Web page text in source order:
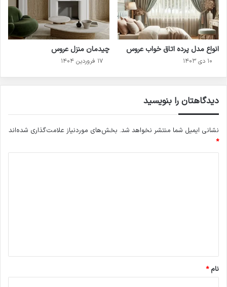
انواع مدل پرده اتاق خواب عروس
۱۰ دی ۱۴۰۳
چیدمان منزل عروس
۱۷ فروردین ۱۴۰۴
دیدگاهتان را بنویسید
نشانی ایمیل شما منتشر نخواهد شد. بخش‌های موردنیاز علامت‌گذاری شده‌اند
*
نام*